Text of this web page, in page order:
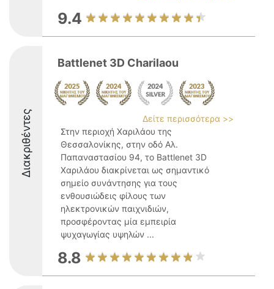
9.4
Διακριθέντες
Battlenet 3D Charilaou
Δείτε περισσότερα >>
Στην περιοχή Χαριλάου της
Θεσσαλονίκης, στην οδό Αλ.
Παπαναστασίου 94, το Battlenet 3D
Χαριλάου διακρίνεται ως σημαντικό
σημείο συνάντησης για τους
ενθουσιώδεις φίλους των
ηλεκτρονικών παιχνιδιών,
προσφέροντας μία εμπειρία
ψυχαγωγίας υψηλών ...
8.8